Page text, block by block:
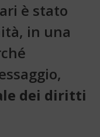
è stato
in una
dei diritti